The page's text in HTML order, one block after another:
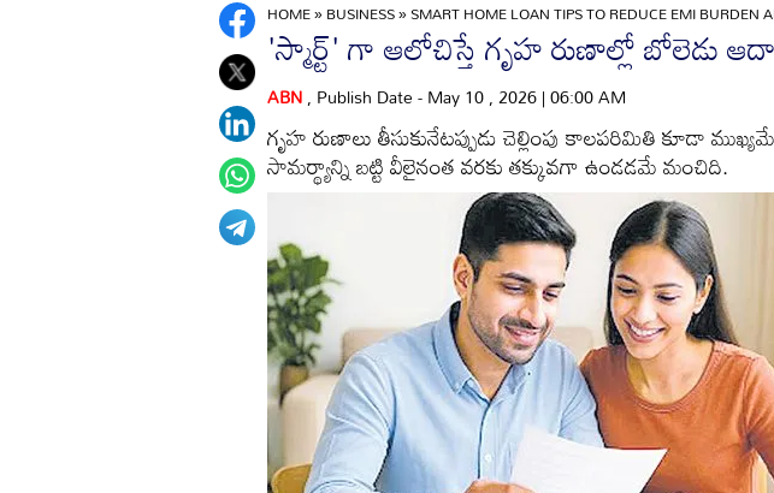
HOME»BUSINESS»SMART HOME LOAN TIPS TO REDUCE EMI BURDEN
'స్మార్ట్' గా ఆలోచిస్తే గృహ రుణాల్లో బోలెడు ఆదా
ABN, Publish Date - May 10 , 2026 | 06:00 AM
గృహ రుణాలు తీసుకునేటప్పుడు చెల్లింపు కాలపరిమితి కూడా
సామర్థ్యాన్ని బట్టి వీలైనంత వరకు తక్కువగా ఉండడమే మంచిది.